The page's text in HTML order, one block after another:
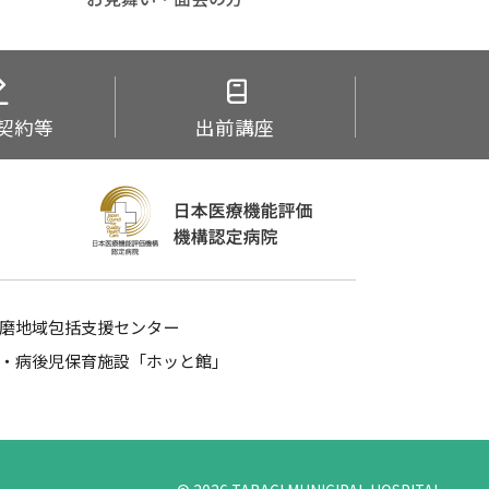
約等 出前講座
磨地域包括支援センター
病後児保育施設「ホッと館」